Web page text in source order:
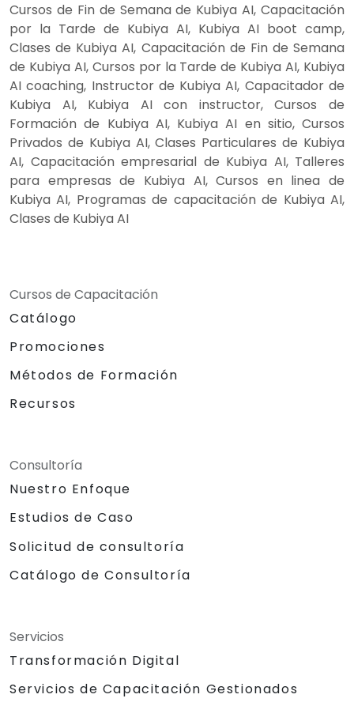
Cursos de Fin de Semana de Kubiya AI, Capacitación
por la Tarde de Kubiya AI, Kubiya AI boot camp,
Clases de Kubiya AI, Capacitación de Fin de Semana
de Kubiya AI, Cursos por la Tarde de Kubiya AI, Kubiya
AI coaching, Instructor de Kubiya AI, Capacitador de
Kubiya AI, Kubiya AI con instructor, Cursos de
Formación de Kubiya AI, Kubiya AI en sitio, Cursos
Privados de Kubiya AI, Clases Particulares de Kubiya
AI, Capacitación empresarial de Kubiya AI, Talleres
para empresas de Kubiya AI, Cursos en linea de
Kubiya AI, Programas de capacitación de Kubiya AI,
Clases de Kubiya AI
Cursos de Capacitación
Catálogo
Promociones
Métodos de Formación
Recursos
Consultoría
Nuestro Enfoque
Estudios de Caso
Solicitud de consultoría
Catálogo de Consultoría
Servicios
Transformación Digital
Servicios de Capacitación Gestionados